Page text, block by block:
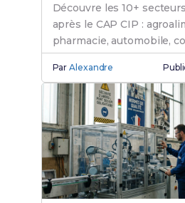
Découvre les 10+
après le CAP CIP :
pharmacie, automobile,
Exemples de métiers et
ParAlexandre